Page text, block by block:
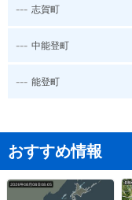
--- 志賀町
--- 中能登町
--- 能登町
おすすめ情報